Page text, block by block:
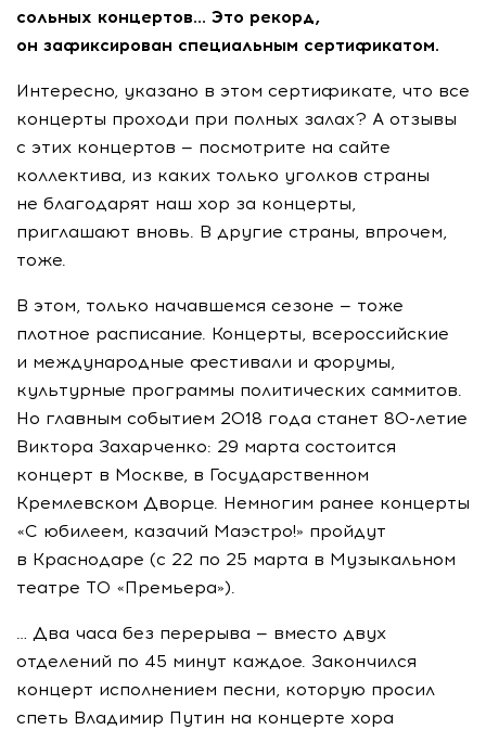
сольных концертов… Это рекорд,
он зафиксирован специальным сертификатом.
Интересно, указано в этом сертификате, что все
концерты проходи при полных залах? А отзывы
с этих концертов — посмотрите на сайте
коллектива, из каких только уголков страны
не благодарят наш хор за концерты,
приглашают вновь. В другие страны, впрочем,
тоже.
В этом, только начавшемся сезоне — тоже
плотное расписание. Концерты, всероссийские
и международные фестивали и форумы,
культурные программы политических саммитов.
Но главным событием 2018 года станет 80-летие
Виктора Захарченко: 29 марта состоится
концерт в Москве, в Государственном
Кремлевском Дворце. Немногим ранее концерты
«С юбилеем, казачий Маэстро!» пройдут
в Краснодаре (с 22 по 25 марта в Музыкальном
театре ТО «Премьера»).
… Два часа без перерыва — вместо двух
отделений по 45 минут каждое. Закончился
концерт исполнением песни, которую просил
спеть Владимир Путин на концерте хора